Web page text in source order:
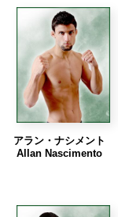
アラン・ナシメント
Allan Nascimento